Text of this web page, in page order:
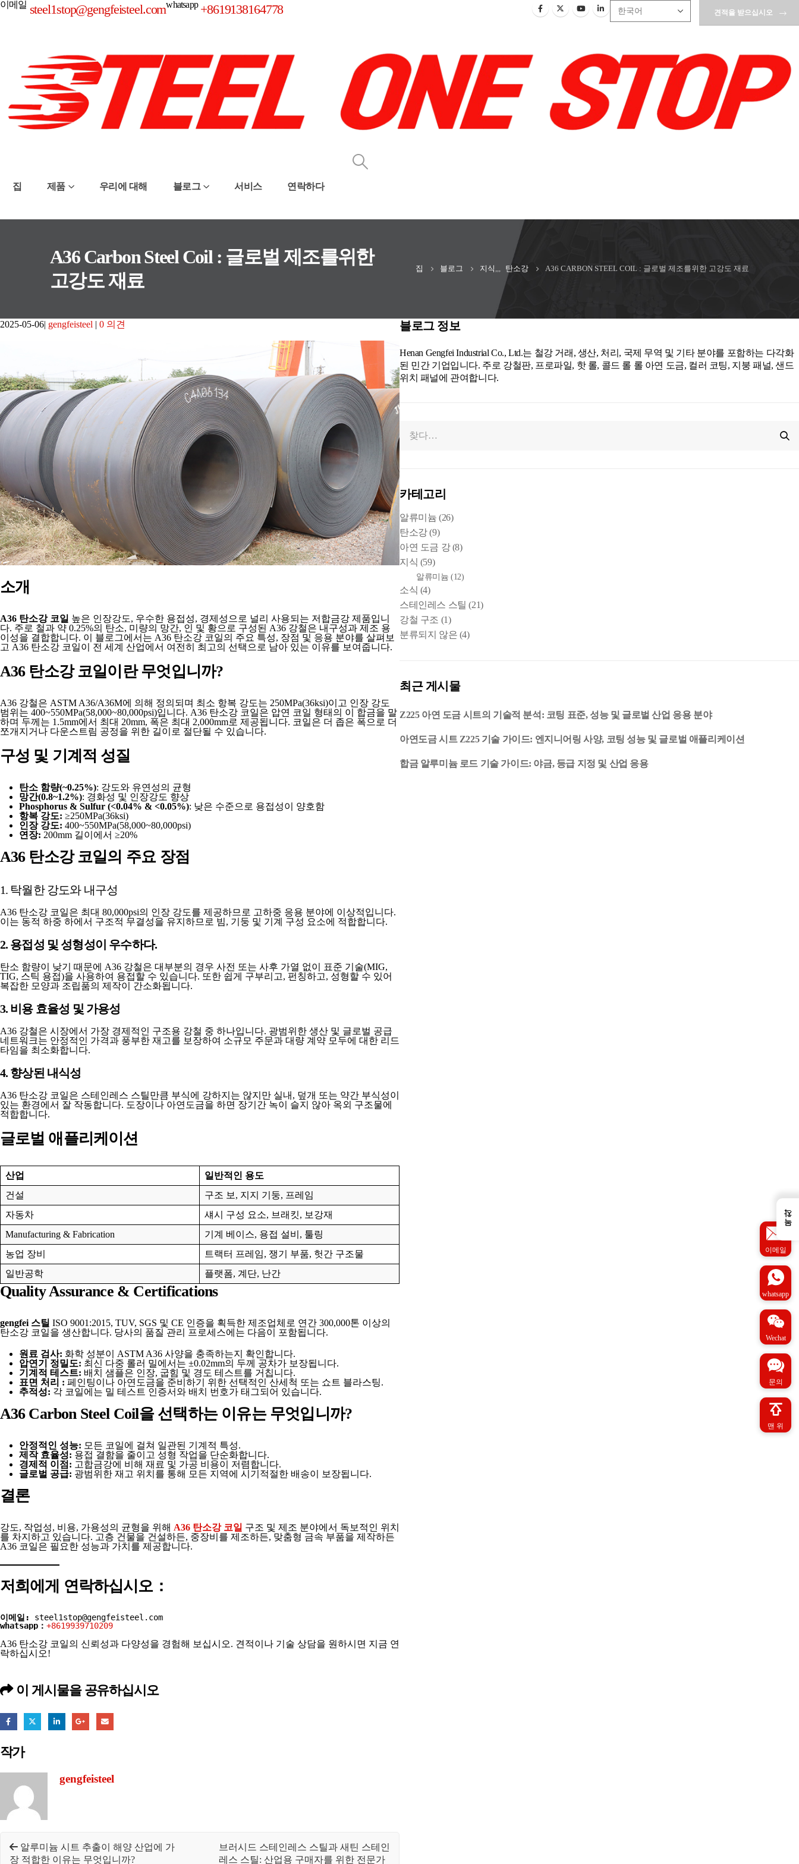
이메일 steel1stop@gengfeisteel.comwhatsapp +8619138164778 견적을 받으십시오
집 제품 우리에 대해 블로그 서비스 연락하다
A36 Carbon Steel Coil : 글로벌 제조를위한
고강도 재료
집 블로그 지식 탄소강 A36 CARBON STEEL COIL : 글로벌 제조를위한 고강도 재료
2025-05-06 gengfeisteel 0 의견
소개
A36 탄소강 코일 높은 인장강도, 우수한 용접성, 경제성으로 널리 사용되는 저합금강 제품입니
다. 주로 철과 약 0.25%의 탄소, 미량의 망간, 인 및 황으로 구성된 A36 강철은 내구성과 제조 용
이성을 결합합니다. 이 블로그에서는 A36 탄소강 코일의 주요 특성, 장점 및 응용 분야를 살펴보
고 A36 탄소강 코일이 전 세계 산업에서 여전히 최고의 선택으로 남아 있는 이유를 보여줍니다.
A36 탄소강 코일이란 무엇입니까?
A36 강철은 ASTM A36/A36M에 의해 정의되며 최소 항복 강도는 250MPa(36ksi)이고 인장 강도
범위는 400~550MPa(58,000~80,000psi)입니다. A36 탄소강 코일은 압연 코일 형태의 이 합금을 말
하며 두께는 1.5mm에서 최대 20mm, 폭은 최대 2,000mm로 제공됩니다. 코일은 더 좁은 폭으로 더
쪼개지거나 다운스트림 공정을 위한 길이로 절단될 수 있습니다.
구성 및 기계적 성질
탄소 함량(~0.25%): 강도와 유연성의 균형
망간(0.8~1.2%): 경화성 및 인장강도 향상
Phosphorus & Sulfur (<0.04% & <0.05%): 낮은 수준으로 용접성이 양호함
항복 강도: ≥250MPa(36ksi)
인장 강도: 400~550MPa(58,000~80,000psi)
연장: 200mm 길이에서 ≥20%
A36 탄소강 코일의 주요 장점
1. 탁월한 강도와 내구성
A36 탄소강 코일은 최대 80,000psi의 인장 강도를 제공하므로 고하중 응용 분야에 이상적입니다.
이는 동적 하중 하에서 구조적 무결성을 유지하므로 빔, 기둥 및 기계 구성 요소에 적합합니다.
2. 용접성 및 성형성이 우수하다.
탄소 함량이 낮기 때문에 A36 강철은 대부분의 경우 사전 또는 사후 가열 없이 표준 기술(MIG,
TIG, 스틱 용접)을 사용하여 용접할 수 있습니다. 또한 쉽게 구부리고, 펀칭하고, 성형할 수 있어
복잡한 모양과 조립품의 제작이 간소화됩니다.
3. 비용 효율성 및 가용성
A36 강철은 시장에서 가장 경제적인 구조용 강철 중 하나입니다. 광범위한 생산 및 글로벌 공급
네트워크는 안정적인 가격과 풍부한 재고를 보장하여 소규모 주문과 대량 계약 모두에 대한 리드
타임을 최소화합니다.
4. 향상된 내식성
A36 탄소강 코일은 스테인레스 스틸만큼 부식에 강하지는 않지만 실내, 덮개 또는 약간 부식성이
있는 환경에서 잘 작동합니다. 도장이나 아연도금을 하면 장기간 녹이 슬지 않아 옥외 구조물에
적합합니다.
글로벌 애플리케이션
산업
일반적인 용도
건설
구조 보, 지지 기둥, 프레임
자동차
섀시 구성 요소, 브래킷, 보강재
Manufacturing & Fabrication
기계 베이스, 용접 설비, 툴링
농업 장비
트랙터 프레임, 쟁기 부품, 헛간 구조물
일반공학
플랫폼, 계단, 난간
Quality Assurance & Certifications
gengfei 스틸 ISO 9001:2015, TUV, SGS 및 CE 인증을 획득한 제조업체로 연간 300,000톤 이상의
탄소강 코일을 생산합니다. 당사의 품질 관리 프로세스에는 다음이 포함됩니다.
원료 검사: 화학 성분이 ASTM A36 사양을 충족하는지 확인합니다.
압연기 정밀도: 최신 다중 롤러 밀에서는 ±0.02mm의 두께 공차가 보장됩니다.
기계적 테스트: 배치 샘플은 인장, 굽힘 및 경도 테스트를 거칩니다.
표면 처리 : 페인팅이나 아연도금을 준비하기 위한 선택적인 산세척 또는 쇼트 블라스팅.
추적성: 각 코일에는 밀 테스트 인증서와 배치 번호가 태그되어 있습니다.
A36 Carbon Steel Coil을 선택하는 이유는 무엇입니까?
안정적인 성능: 모든 코일에 걸쳐 일관된 기계적 특성.
제작 효율성: 용접 결함을 줄이고 성형 작업을 단순화합니다.
경제적 이점: 고합금강에 비해 재료 및 가공 비용이 저렴합니다.
글로벌 공급: 광범위한 재고 위치를 통해 모든 지역에 시기적절한 배송이 보장됩니다.
결론
강도, 작업성, 비용, 가용성의 균형을 위해 A36 탄소강 코일 구조 및 제조 분야에서 독보적인 위치
를 차지하고 있습니다. 고층 건물을 건설하든, 중장비를 제조하든, 맞춤형 금속 부품을 제작하든
A36 코일은 필요한 성능과 가치를 제공합니다.
저희에게 연락하십시오：
이메일:
steel1stop@gengfeisteel.com
whatsapp： +8619939710209
A36 탄소강 코일의 신뢰성과 다양성을 경험해 보십시오. 견적이나 기술 상담을 원하시면 지금 연
락하십시오!
이 게시물을 공유하십시오
작가
gengfeisteel
알루미늄 시트 추출이 해양 산업에 가
장 적합한 이유는 무엇입니까?
브러시드 스테인레스 스틸과 새틴 스테인
레스 스틸: 산업용 구매자를 위한 전문가
블로그 정보
Henan Gengfei Industrial Co., Ltd.는 철강 거래, 생산, 처리, 국제 무역 및 기타 분야를 포함하는 다각화
된 민간 기업입니다. 주로 강철판, 프로파일, 핫 롤, 콜드 롤 롤 아연 도금, 컬러 코팅, 지붕 패널, 샌드
위치 패널에 관여합니다.
카테고리
알류미늄 (26)
탄소강(9)
아연 도금 강(8)
지식 (59)
알류미늄 (12)
소식 (4)
스테인레스 스틸 (21)
강철 구조 (1)
분류되지 않은 (4)
최근 게시물
Z225 아연 도금 시트의 기술적 분석: 코팅 표준, 성능 및 글로벌 산업 응용 분야
아연도금 시트 Z225 기술 가이드: 엔지니어링 사양, 코팅 성능 및 글로벌 애플리케이션
합금 알루미늄 로드 기술 가이드: 야금, 등급 지정 및 산업 응용
이메일
whatsapp
Wechat
문의
맨 위
←
목차